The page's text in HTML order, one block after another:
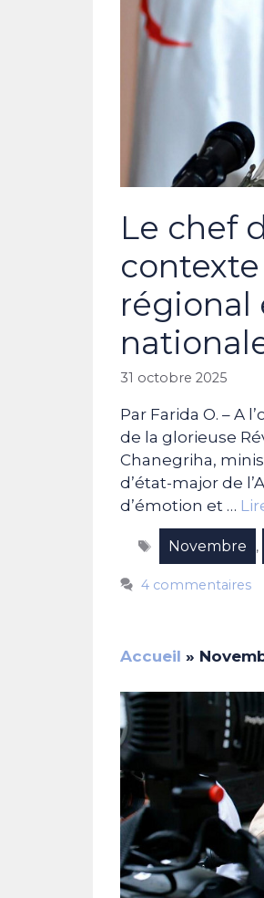
Le chef
régional
31 octobre 2025
Par Farida O. – A
de la glorieuse
Chanegriha,
d’état-major de
d’émotion et …
Étiquettes
Novembre ,
4 commentaires
Accueil »